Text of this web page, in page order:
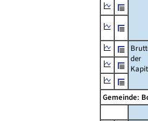
der
Gemeinde: